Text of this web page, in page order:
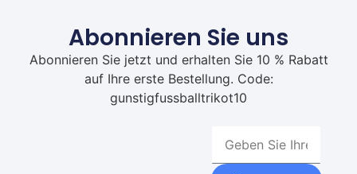
Abonnieren Sie uns
Abonnieren Sie jetzt und erhalten Sie 10 % Rabatt
auf Ihre erste Bestellung. Code:
gunstigfussballtrikot10